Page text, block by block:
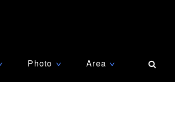
Photo ∨ Area ∨